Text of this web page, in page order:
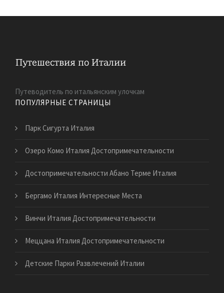
Путеводитель по итальянским улочкам
ПОПУЛЯРНЫЕ СТРАНИЦЫ
Парк Сигурта Италия
Озеро Комо Италия Достопримечательности
Достопримечательности Абано Терме Италия
Бергамо Италия Интересные Места
Винчи Италия Достопримечательности
Меццана Италия Достопримечательности
Детские Парки Развлечений Италии